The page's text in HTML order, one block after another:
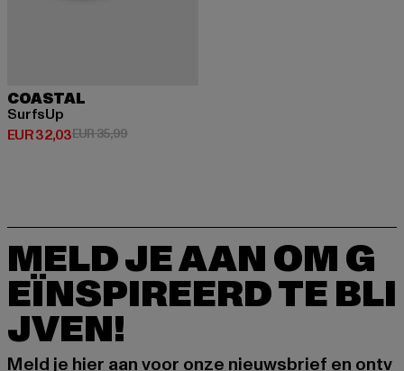
COASTAL
SurfsUp
EUR 32,03
Huidige prijs: EUR 32,03
EUR 35,99Actieprijs: EUR 35,99
MELD JE AAN OM G
EÏNSPIREERD TE BLI
JVEN!
Meld je hier aan voor onze nieuwsbrief en ontv